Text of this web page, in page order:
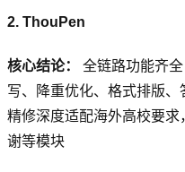
2. ThouPen
核心结论：
全链路功能齐
写、降重优化、格式排版
精修深度适配海外高校要
谢等模块